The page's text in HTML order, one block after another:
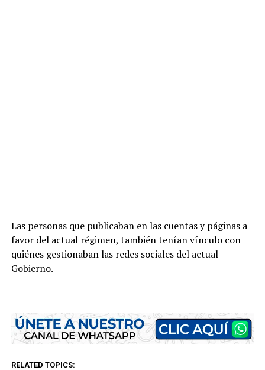
Las personas que publicaban en las cuentas y páginas a
favor del actual régimen, también tenían vínculo con
quiénes gestionaban las redes sociales del actual
Gobierno.
RELATED TOPICS: